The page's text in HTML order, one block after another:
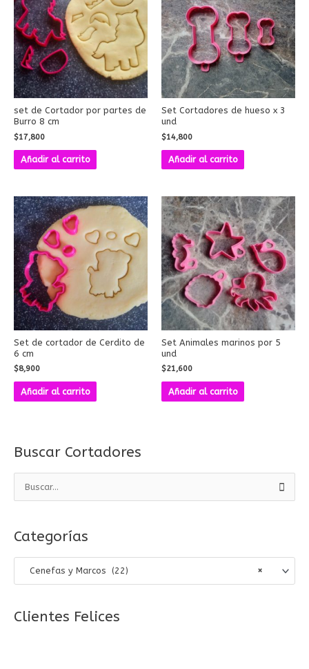
Buscar Cortadores
c
a
o
Categorías
×
Cenefas y Marcos (22)
Clientes Felices
set de Cortador por partes de
Burro 8 cm
$17,800
Añadir al carrito
Set Cortadores de hueso x 3
und
$14,800
Añadir al carrito
Set de cortador de Cerdito de
6 cm
$8,900
Añadir al carrito
Set Animales marinos por 5
und
$21,600
Añadir al carrito